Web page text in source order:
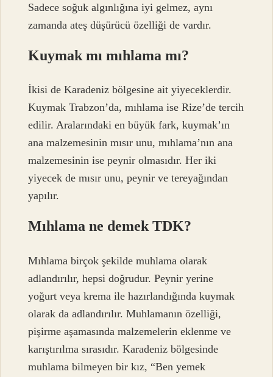
Sadece soğuk algınlığına iyi gelmez, aynı
zamanda ateş düşürücü özelliği de vardır.
Kuymak mı mıhlama mı?
İkisi de Karadeniz bölgesine ait yiyeceklerdir.
Kuymak Trabzon’da, mıhlama ise Rize’de tercih
edilir. Aralarındaki en büyük fark, kuymak’ın
ana malzemesinin mısır unu, mıhlama’nın ana
malzemesinin ise peynir olmasıdır. Her iki
yiyecek de mısır unu, peynir ve tereyağından
yapılır.
Mıhlama ne demek TDK?
Mıhlama birçok şekilde muhlama olarak
adlandırılır, hepsi doğrudur. Peynir yerine
yoğurt veya krema ile hazırlandığında kuymak
olarak da adlandırılır. Muhlamanın özelliği,
pişirme aşamasında malzemelerin eklenme ve
karıştırılma sırasıdır. Karadeniz bölgesinde
muhlama bilmeyen bir kız, “Ben yemek